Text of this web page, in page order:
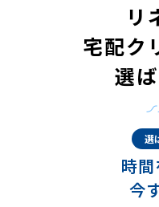
リ
宅配ク
選
選
時
今